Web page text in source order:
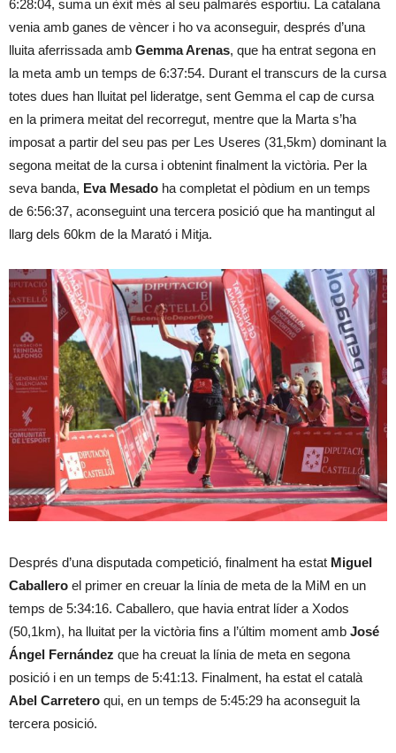
6:28:04, suma un èxit més al seu palmarès esportiu. La catalana
venia amb ganes de vèncer i ho va aconseguir, després d’una
lluita aferrissada amb Gemma Arenas, que ha entrat segona en
la meta amb un temps de 6:37:54. Durant el transcurs de la cursa
totes dues han lluitat pel lideratge, sent Gemma el cap de cursa
en la primera meitat del recorregut, mentre que la Marta s’ha
imposat a partir del seu pas per Les Useres (31,5km) dominant la
segona meitat de la cursa i obtenint finalment la victòria. Per la
seva banda, Eva Mesado ha completat el pòdium en un temps
de 6:56:37, aconseguint una tercera posició que ha mantingut al
llarg dels 60km de la Marató i Mitja.
Després d’una disputada competició, finalment ha estat Miguel
Caballero el primer en creuar la línia de meta de la MiM en un
temps de 5:34:16. Caballero, que havia entrat líder a Xodos
(50,1km), ha lluitat per la victòria fins a l’últim moment amb José
Ángel Fernández que ha creuat la línia de meta en segona
posició i en un temps de 5:41:13. Finalment, ha estat el català
Abel Carretero qui, en un temps de 5:45:29 ha aconseguit la
tercera posició.